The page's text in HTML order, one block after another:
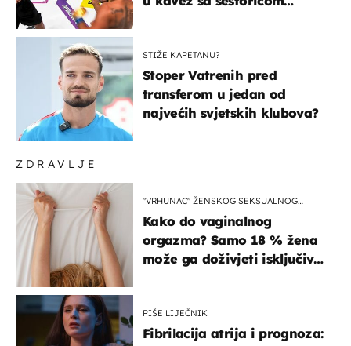
ZDRAVLJE
"VRHUNAC" ŽENSKOG SEKSUALNOG
Kako do vaginalnog
orgazma? Samo 18 % žena
može ga doživjeti isključivo
PIŠE LIJEČNIK
Fibrilacija atrija i prognoza:
STIŽE KAPETANU?
Stoper Vatrenih pred
transferom u jedan od
najvećih svjetskih klubova?